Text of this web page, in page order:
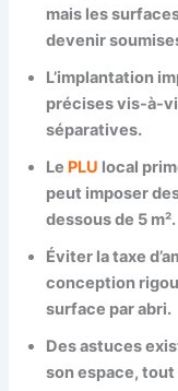
mais les
devenir
L’implantation
précises vis-à-
séparatives.
Le PLU local
peut imposer
dessous de 5 m².
Éviter la taxe
conception
surface par abri.
Des astuces
son espace,